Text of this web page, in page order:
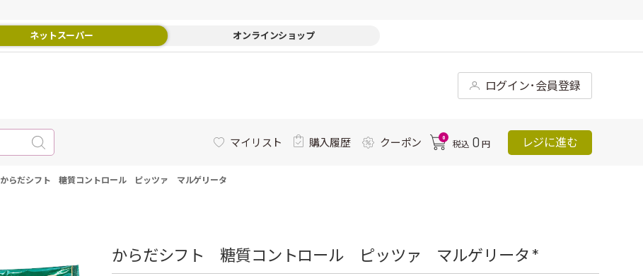
ネットスーパー オンラインショップ
ログイン･会員登録
マイリスト 購入履歴 クーポン 0
税込 0 円 レジに進む
からだシフト 糖質コントロール ピッツァ マルゲリータ
からだシフト 糖質コントロール ピッツァ マルゲリータ *